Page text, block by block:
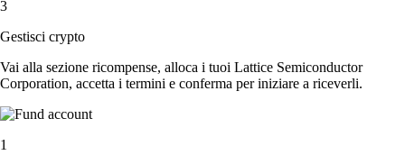
3
Gestisci crypto
Vai alla sezione ricompense, alloca i tuoi Lattice Semiconductor
Corporation, accetta i termini e conferma per iniziare a riceverli.
1